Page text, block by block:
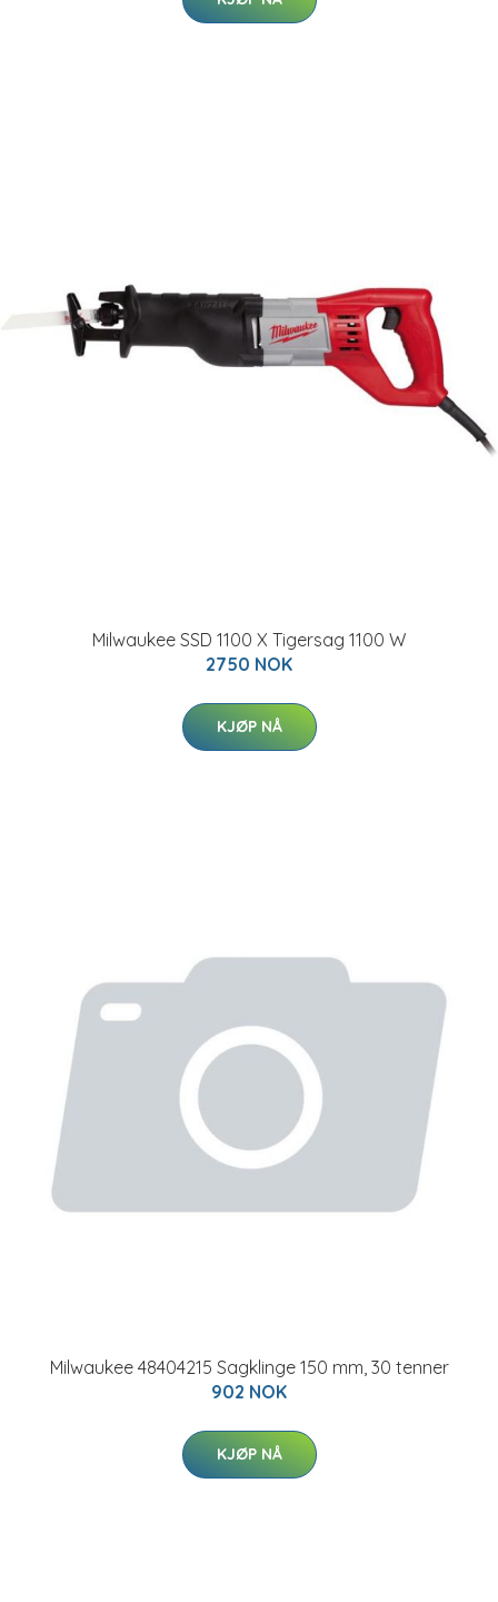
Milwaukee SSD 1100 X Tigersag 1100 W
2750 NOK
KJØP NÅ
Milwaukee 48404215 Sagklinge 150 mm, 30 tenner
902 NOK
KJØP NÅ